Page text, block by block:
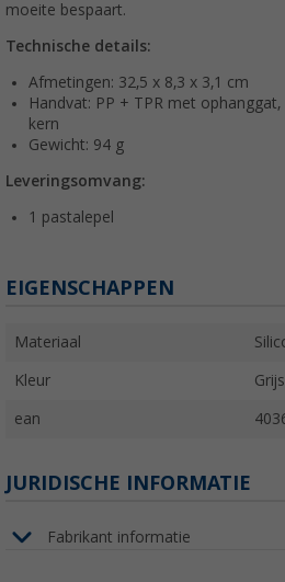
moeite bespaart.
Technische details:
Afmetingen: 32,5 x 8,3 x 3,1 cm
Handvat: PP + TPR met
kern
Gewicht: 94 g
Leveringsomvang:
1 pastalepel
EIGENSCHAPPEN
Materiaal
Kleur Grijs
ean
JURIDISCHE INFORMATIE
Fabrikant informatie